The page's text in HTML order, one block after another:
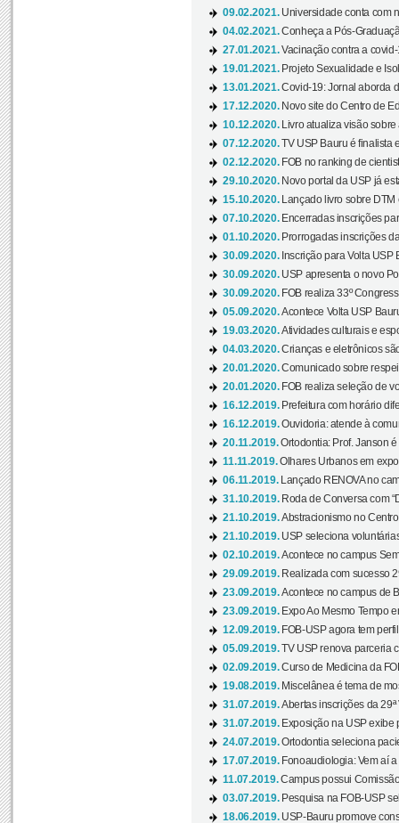
09.02.2021. Universidade conta com
04.02.2021.Conheça a Pós-
27.01.2021.Vacinação contra a
19.01.2021. Projeto Sexualidade e
13.01.2021.Covid-19: Jornal aborda
17.12.2020. Novo site do Centro de
10.12.2020.
Livro atualiza visão
07.12.2020.TV USP Bauru é finalista
02.12.2020. FOB no ranking de
29.10.2020. Novo portal da USP já
15.10.2020.
Lançado livro sobre
07.10.2020. Encerradas inscrições
01.10.2020. Prorrogadas inscrições
30.09.2020. Inscrição para Volta USP
30.09.2020. USP apresenta o novo
30.09.2020. FOB realiza 33º
05.09.2020.Acontece Volta USP
19.03.2020.Atividades culturais e
04.03.2020.Crianças e eletrônicos
20.01.2020.Comunicado sobre
20.01.2020. FOB realiza seleção de
16.12.2019. Prefeitura com horário
16.12.2019.Ouvidoria: atende à
20.11.2019.Ortodontia: Prof. Janson
11.11.2019.Olhares Urbanos em
06.11.2019.
Lançado RENOVA no
31.10.2019. Roda de Conversa com
21.10.2019.Abstracionismo no
21.10.2019. USP seleciona
02.10.2019.Acontece no campus
29.09.2019. Realizada com sucesso
23.09.2019.Acontece no campus de
23.09.2019. Expo Ao Mesmo Tempo
12.09.2019. FOB-USP agora tem
05.09.2019.TV USP renova parceria
02.09.2019.Curso de Medicina da
19.08.2019. Miscelânea é tema de
31.07.2019.Abertas inscrições da 29ª
31.07.2019. Exposição na USP exibe
24.07.2019.Ortodontia seleciona
17.07.2019. Fonoaudiologia: Vem aí
11.07.2019.Campus possui
03.07.2019. Pesquisa na FOB-USP
18.06.2019. USP-Bauru promove